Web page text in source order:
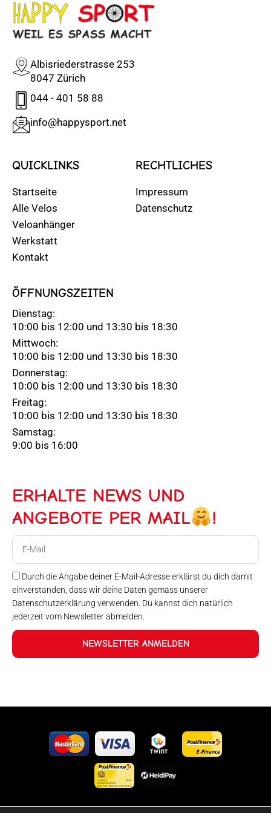
Albisriederstrasse 253
8047 Zürich
044 - 401 58 88
info@happysport.net
QUICKLINKS
Startseite
Alle Velos
Veloanhänger
Werkstatt
Kontakt
RECHTLICHES
Impressum
Datenschutz
ÖFFNUNGSZEITEN
Dienstag:
10:00 bis 12:00 und 13:30 bis 18:30
Mittwoch:
10:00 bis 12:00 und 13:30 bis 18:30
Donnerstag:
10:00 bis 12:00 und 13:30 bis 18:30
Freitag:
10:00 bis 12:00 und 13:30 bis 18:30
Samstag:
9:00 bis 16:00
ERHALTE NEWS UND
ANGEBOTE PER MAIL
!
Durch die Angabe deiner E-Mail-Adresse erklärst du dich damit
einverstanden, dass wir deine Daten gemäss unserer
Datenschutzerklärung verwenden. Du kannst dich natürlich
jederzeit vom Newsletter abmelden.
NEWSLETTER ANMELDEN